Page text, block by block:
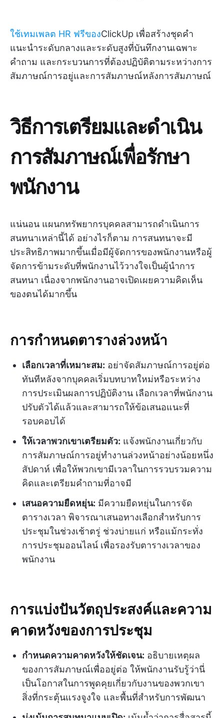
ใช้เทมเพลต HR ฟรีของClickUp เพื่อสร้างชุดคำ
แนะนำระดับกลางและระดับสูงที่บันทึกงานเฉพาะ
คำถาม และกระบวนการที่ต้องปฏิบัติตามระหว่างการ
สัมภาษณ์การอยู่และการสัมภาษณ์หลังการสัมภาษณ์
วิธีการเตรียมและดำเนิน
การสัมภาษณ์เพื่อรักษา
พนักงาน
แน่นอน แผนกทรัพยากรบุคคลสามารถดำเนินการ
สนทนาเหล่านี้ได้ อย่างไรก็ตาม การสนทนาจะมี
ประสิทธิภาพมากขึ้นเมื่อมีผู้จัดการของพนักงานหรือผู้
จัดการข้ามระดับที่พนักงานไว้วางใจเป็นผู้นำการ
สนทนา เนื่องจากพนักงานอาจเปิดเผยความคิดเห็น
ของตนได้มากขึ้น
การกำหนดตารางล่วงหน้า
เลือกเวลาที่เหมาะสม: อย่าจัดสัมภาษณ์การอยู่ต่อ
ทันทีหลังจากบุคคลเริ่มบทบาทใหม่หรือระหว่าง
การประเมินผลการปฏิบัติงาน เลือกเวลาที่พนักงาน
ปรับตัวได้แล้วและสามารถให้ข้อเสนอแนะที่
รอบคอบได้
ให้เวลาพวกเขาเตรียมตัว: แจ้งพนักงานเกี่ยวกับ
การสัมภาษณ์การอยู่ทำงานล่วงหน้าอย่างน้อยหนึ่ง
สัปดาห์ เพื่อให้พวกเขามีเวลาในการรวบรวมความ
คิดและเตรียมคำถามที่อาจมี
เสนอความยืดหยุ่น: มีความยืดหยุ่นในการจัด
ตารางเวลา พิจารณาเสนอทางเลือกสำหรับการ
ประชุมในช่วงเช้าตรู่ ช่วงบ่ายแก่ หรือแม้กระทั่ง
การประชุมออนไลน์ เพื่อรองรับตารางเวลาของ
พนักงาน
การแบ่งปันวัตถุประสงค์และความ
คาดหวังของการประชุม
กำหนดความคาดหวังให้ชัดเจน: อธิบายเหตุผล
ของการสัมภาษณ์เพื่ออยู่ต่อ ให้พนักงานรับรู้ว่านี่
เป็นโอกาสในการพูดคุยเกี่ยวกับงานของพวกเขา
สิ่งที่กระตุ้นแรงจูงใจ และพื้นที่สำหรับการพัฒนา